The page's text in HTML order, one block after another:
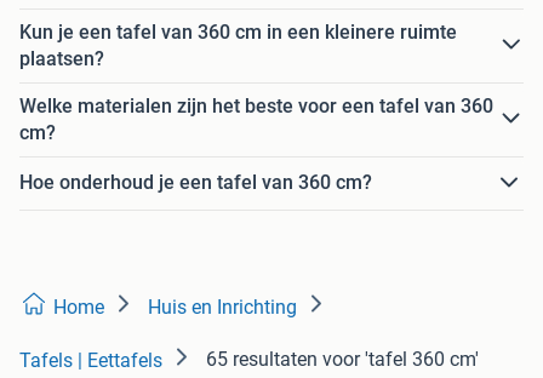
Kun je een tafel van 360 cm in een kleinere ruimte
plaatsen?
Welke materialen zijn het beste voor een tafel van 360
cm?
Hoe onderhoud je een tafel van 360 cm?
Home Huis en Inrichting
Tafels | Eettafels 65 resultaten voor 'tafel 360 cm'